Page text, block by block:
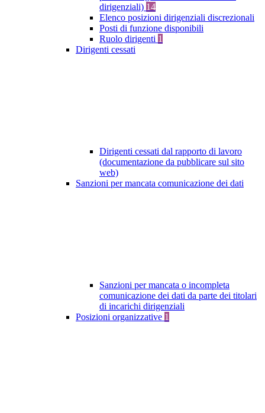
dirigenziali) 14
Elenco posizioni dirigenziali discrezionali
Posti di funzione disponibili
Ruolo dirigenti 1
Dirigenti cessati
Dirigenti cessati dal rapporto di lavoro
(documentazione da pubblicare sul sito
web)
Sanzioni per mancata comunicazione dei dati
Sanzioni per mancata o incompleta
comunicazione dei dati da parte dei titolari
di incarichi dirigenziali
Posizioni organizzative 1